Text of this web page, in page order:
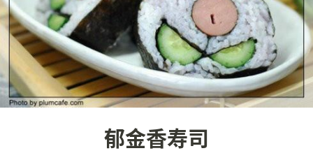
郁金香寿司